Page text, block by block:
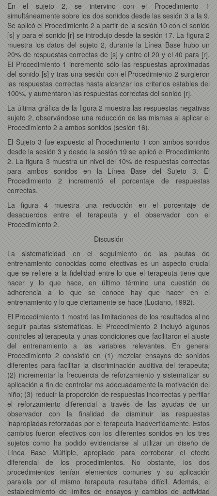
En el sujeto 2, se intervino con el Procedimiento 1
simultáneamente sobre los dos sonidos desde las sesión 3 a la 9.
Se aplicó el Procedimiento 2 a partir de la sesión 10 con el sonido
[s] y para el sonido [r] se introdujo desde la sesión 17. La figura 2
muestra los datos del sujeto 2, durante la Línea Base hubo un
20% de respuestas correctas de [s] y entre el 20 y el 40 para [r].
El Procedimiento 1 incrementó sólo las respuestas aproximadas
del sonido [s] y tras una sesión con el Procedimiento 2 surgieron
las respuestas correctas hasta alcanzar los criterios estables del
100%, y aumentaron las respuestas correctas del sonido [r].
La última gráfica de la figura 2 muestra las respuestas negativas
sujeto 2, observándose una reducción de las mismas al aplicar el
Procedimiento 2 a ambos sonidos (sesión 16).
El Sujeto 3 fue expuesto al Procedimiento 1 con ambos sonidos
desde la sesión 3 y desde la sesión 19 se aplicó el Procedimiento
2. La figura 3 muestra un nivel del 10% de respuestas correctas
para ambos sonidos en la Línea Base del Sujeto 3. El
Procedimiento 2 incrementó el porcentaje de respuestas
correctas.
La figura 4 muestra una reducción en el porcentaje de
desacuerdos entre el terapeuta y el observador con el
Procedimiento 2.
Discusión
La sistematicidad en el seguimiento de las pautas de
entrenamiento conocidas como efectivas es un aspecto crucial
que se refiere a la fidelidad entre lo que el terapeuta tiene que
hacer y lo que hace, en último término una cuestión de
adherencia a lo que se conoce hay que hacer en el
entrenamiento y lo que ciertamente se hace (Luciano, 1992).
El Procedimiento 1 mostró las limitaciones de los resultados al no
seguir pautas sistemáticas. El Procedimiento 2 incluyó algunos
controles al terapeuta y unas condiciones que facilitaron el ajuste
del entrenamiento a las variables relevantes. En general
Procedimiento 2 consistió en (1) mezclar ensayos de sonidos
diferentes para facilitar la discriminación auditiva del terapeuta;
(2) incrementar la frecuencia de reforzamiento y sistematizar su
aplicación a fin de controlar ms adecuadamente la motivación del
niño; (3) reducir la proporción de respuestas incorrectas y perfilar
el reforzamiento diferencial a través de las ayudas de un
observador con la finalidad de disminuir las respuestas
inapropiadas reforzadas por el terapeuta inadvertidamente. Estos
cambios fueron efectivos con los diferentes sonidos en los tres
sujetos como ha podido evidenciarse al utilizar un diseño de
Línea Base Múltiple, apropiado para corroborar el efecto
diferencial de los procedimientos. No obstante, los dos
procedimientos tenían elementos comunes y su aplicación
paralela por el mismo terapeuta resultaba difícil. Además, el
establecimiento de límites de ensayos y cambios de actividad